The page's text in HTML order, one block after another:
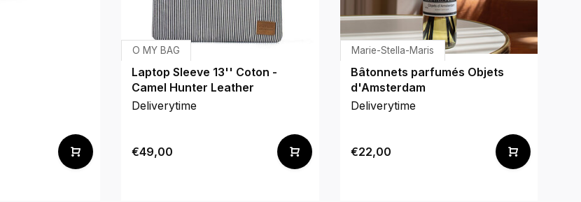
O MY BAG
Laptop Sleeve 13'' Coton -
Camel Hunter Leather
Deliverytime
€49,00
Marie-Stella-Maris
Bâtonnets parfumés Objets
d'Amsterdam
Deliverytime
€22,00